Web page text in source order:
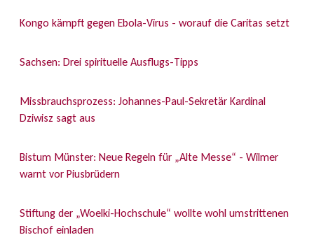
Kongo kämpft gegen Ebola-Virus - worauf die Caritas setzt
Sachsen: Drei spirituelle Ausflugs-Tipps
Missbrauchsprozess: Johannes-Paul-Sekretär Kardinal
Dziwisz sagt aus
Bistum Münster: Neue Regeln für „Alte Messe“ - Wilmer
warnt vor Piusbrüdern
Stiftung der „Woelki-Hochschule“ wollte wohl umstrittenen
Bischof einladen